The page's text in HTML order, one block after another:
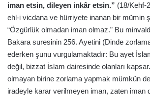
iman etsin, dileyen inkâr etsin.” (18/Kehf-
ehl-i vicdana ve hürriyete inanan bir mümin
“Özgürlük olmadan iman olmaz.” Bu
Bakara suresinin 256. Ayetini (Dinde
ederken şunu vurgulamaktadır: Bu ayet
değil, bizzat İslam dairesinde olanları
olmayan birine zorlama yapmak mümkün
iradeyle karar verilmeyen iman, zaten iman